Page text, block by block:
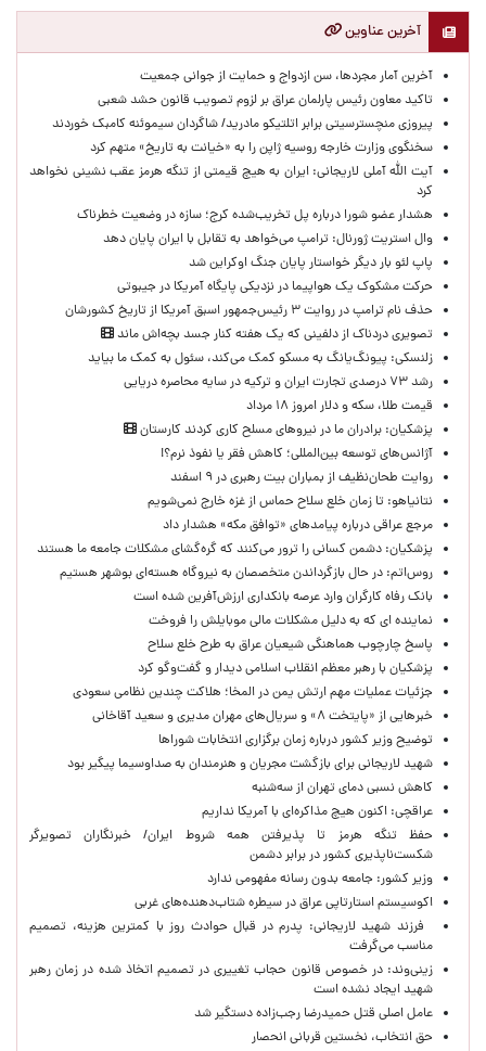
آخرین عناوین
آخرین آمار مجردها، سن ازدواج و حمایت از جوانی جمعیت
تاکید معاون رئیس پارلمان عراق بر لزوم تصویب قانون حشد شعبی
پیروزی منچسترسیتی برابر اتلتیکو مادرید/ شاگردان سیموئنه کامبک خوردند
سخنگوی وزارت خارجه روسیه ژاپن را به «خیانت به تاریخ» متهم کرد
آیت الله آملی لاریجانی: ایران به هیچ قیمتی از تنگه هرمز عقب نشینی نخواهد
کرد
هشدار عضو شورا درباره پل تخریب‌شده کرج؛ سازه در وضعیت خطرناک
وال‌ استریت ژورنال: ترامپ می‌خواهد به تقابل با ایران پایان دهد
پاپ لئو بار دیگر خواستار پایان جنگ اوکراین شد
حرکت مشکوک یک هواپیما در نزدیکی پایگاه آمریکا در جیبوتی
حذف نام ترامپ در روایت ۳ رئیس‌جمهور اسبق آمریکا از تاریخ کشورشان
تصویری دردناک از دلفینی که یک هفته کنار جسد بچه‌اش ماند
زلنسکی: پیونگ‌یانگ به مسکو کمک می‌کند، سئول به کمک ما بیاید
رشد ۷۳ درصدی تجارت ایران و ترکیه در سایه محاصره دریایی
قیمت طلا، سکه و دلار امروز ۱۸ مرداد
پزشکیان: برادران ما در نیروهای مسلح کاری کردند کارستان
آژانس‌های توسعه بین‌المللی؛ کاهش فقر یا نفوذ نرم؟!
روایت طحان‌نظیف از بمباران بیت رهبری در ۹ اسفند
نتانیاهو: تا زمان خلع سلاح حماس از غزه خارج نمی‌شویم
مرجع عراقی درباره پیامدهای «توافق مکه» هشدار داد
پزشکیان: دشمن کسانی را ترور می‌کنند که گره‌گشای مشکلات جامعه ما هستند
روس‌اتم: در حال بازگرداندن متخصصان به نیروگاه هسته‌ای بوشهر هستیم
بانک رفاه کارگران وارد عرصه بانکداری ارزش‌آفرین شده است
نماینده ای که به دلیل مشکلات مالی موبایلش را فروخت
پاسخ چارچوب هماهنگی شیعیان عراق به طرح خلع سلاح
پزشکیان با رهبر معظم انقلاب اسلامی دیدار و گفت‌وگو کرد
جزئیات عملیات مهم ارتش یمن در المخا؛ هلاکت چندین نظامی سعودی
خبرهایی از «پایتخت ۸» و سریال‌های مهران مدیری و سعید آقاخانی
توضیح وزیر کشور درباره زمان برگزاری انتخابات شوراها
شهید لاریجانی برای بازگشت مجریان و هنرمندان به صداوسیما پیگیر بود
کاهش نسبی دمای تهران از سه‌شنبه
عراقچی: اکنون هیچ مذاکره‌ای با آمریکا نداریم
حفظ تنگه هرمز تا پذیرفتن همه شروط ایران/ خبرنگاران تصویرگر
شکست‌ناپذیری کشور در برابر دشمن
وزیر کشور: جامعه بدون رسانه مفهومی ندارد
اکوسیستم استارتاپی عراق در سیطره شتاب‌دهنده‌‌های غربی
فرزند شهید لاریجانی: پدرم در قبال حوادث روز با کمترین هزینه، تصمیم
مناسب می‌گرفت
زینی‌وند: در خصوص قانون حجاب تغییری در تصمیم اتخاذ شده در زمان رهبر
شهید ایجاد نشده است
عامل اصلی قتل حمیدرضا رجب‌زاده دستگیر شد
حق انتخاب، نخستین قربانی انحصار